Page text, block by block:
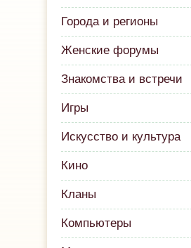
Города и регионы
Женские форумы
Знакомства и встречи
Игры
Искусство и культура
Кино
Кланы
Компьютеры